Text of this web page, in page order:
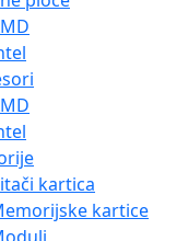
kartica
kartice